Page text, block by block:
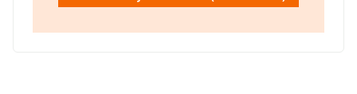
facturación alcanza la cifra de 23.269 millones de euros
las compañías asciende a los 505 mil euros. Teniendo